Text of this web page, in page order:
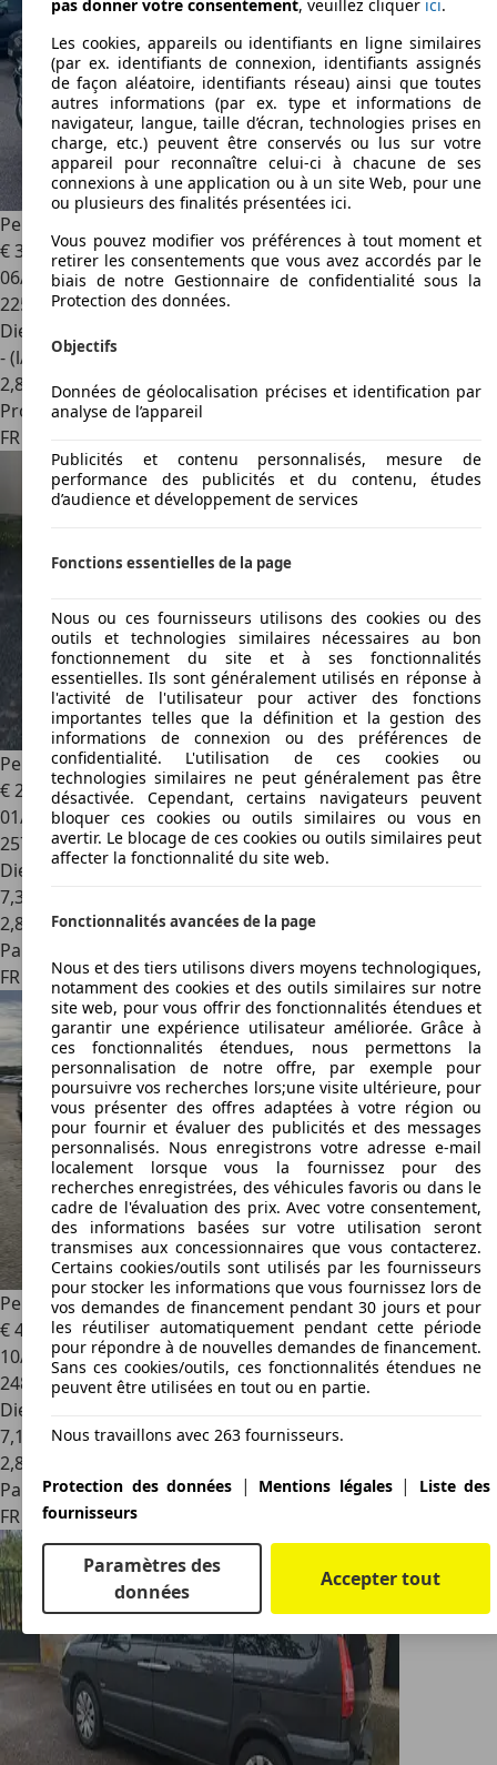
Peugeot 807
€ 3 490
06/2009
225 000 km
Diesel
- (l/100 km)
2,8
Professionnel
FR 78200
Peugeot 8072.2 HDi SV
€ 2 600
01/2005
257 700 km
Diesel
7,3 l/100 km (mixte)
2,8
Particulier
FR 62830Samer
Peugeot 807HDi 135 Family
€ 4 000
10/2007
248 000 km
Diesel
7,1 l/100 km (mixte)
2,8
Particulier
FR 68200Mulhouse
pas donner votre consentement, veuillez cliquer ici.
Les cookies, appareils ou identifiants en ligne similaires
(par ex. identifiants de connexion, identifiants assignés
de façon aléatoire, identifiants réseau) ainsi que toutes
autres informations (par ex. type et informations de
navigateur, langue, taille d’écran, technologies prises en
charge, etc.) peuvent être conservés ou lus sur votre
appareil pour reconnaître celui-ci à chacune de ses
connexions à une application ou à un site Web, pour une
ou plusieurs des finalités présentées ici.
Vous pouvez modifier vos préférences à tout moment et
retirer les consentements que vous avez accordés par le
biais de notre Gestionnaire de confidentialité sous la
Protection des données.
Objectifs
Données de géolocalisation précises et identification par
analyse de l’appareil
Publicités et contenu personnalisés, mesure de
performance des publicités et du contenu, études
d’audience et développement de services
Fonctions essentielles de la page
Nous ou ces fournisseurs utilisons des cookies ou des
outils et technologies similaires nécessaires au bon
fonctionnement du site et à ses fonctionnalités
essentielles. Ils sont généralement utilisés en réponse à
l'activité de l'utilisateur pour activer des fonctions
importantes telles que la définition et la gestion des
informations de connexion ou des préférences de
confidentialité. L'utilisation de ces cookies ou
technologies similaires ne peut généralement pas être
désactivée. Cependant, certains navigateurs peuvent
bloquer ces cookies ou outils similaires ou vous en
avertir. Le blocage de ces cookies ou outils similaires peut
affecter la fonctionnalité du site web.
Fonctionnalités avancées de la page
Nous et des tiers utilisons divers moyens technologiques,
notamment des cookies et des outils similaires sur notre
site web, pour vous offrir des fonctionnalités étendues et
garantir une expérience utilisateur améliorée. Grâce à
ces fonctionnalités étendues, nous permettons la
personnalisation de notre offre, par exemple pour
poursuivre vos recherches lors;une visite ultérieure, pour
vous présenter des offres adaptées à votre région ou
pour fournir et évaluer des publicités et des messages
personnalisés. Nous enregistrons votre adresse e-mail
localement lorsque vous la fournissez pour des
recherches enregistrées, des véhicules favoris ou dans le
cadre de l'évaluation des prix. Avec votre consentement,
des informations basées sur votre utilisation seront
transmises aux concessionnaires que vous contacterez.
Certains cookies/outils sont utilisés par les fournisseurs
pour stocker les informations que vous fournissez lors de
vos demandes de financement pendant 30 jours et pour
les réutiliser automatiquement pendant cette période
pour répondre à de nouvelles demandes de financement.
Sans ces cookies/outils, ces fonctionnalités étendues ne
peuvent être utilisées en tout ou en partie.
Nous travaillons avec 263 fournisseurs.
Protection des données | Mentions légales|
Liste des
fournisseurs
Paramètres des
données
Accepter tout